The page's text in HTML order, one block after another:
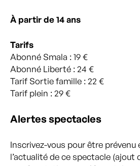
À partir de 14 ans
Tarifs
Abonné Smala : 19 €
Abonné Liberté : 24 €
Tarif Sortie famille : 22 €
Tarif plein : 29 €
Alertes spectacles
Inscrivez-vous pour être prévenu
l’actualité de ce spectacle (ajout